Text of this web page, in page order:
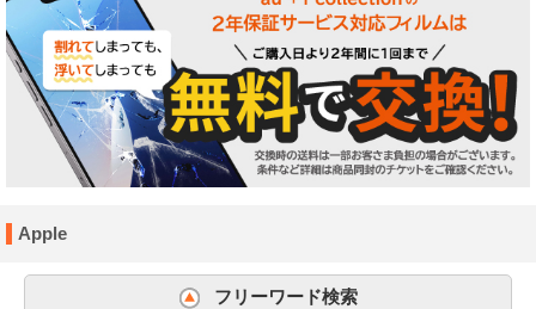
Apple
フリーワード検索